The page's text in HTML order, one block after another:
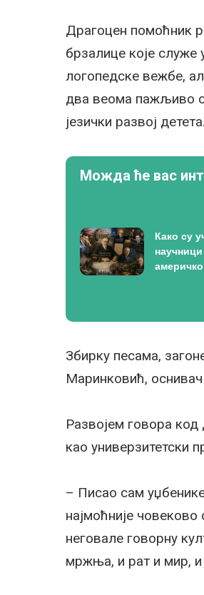
Драгоцен помоћник
брзалице које
логопедске вежбе,
два веома пажљиво
језички развој детета.
Можда ће вас
Како су
Збирку песама,
Маринковић,
Развојем говора
као универзитетски
– Писао сам
најмоћније
неговале говорну
мржња, и рат и мир,